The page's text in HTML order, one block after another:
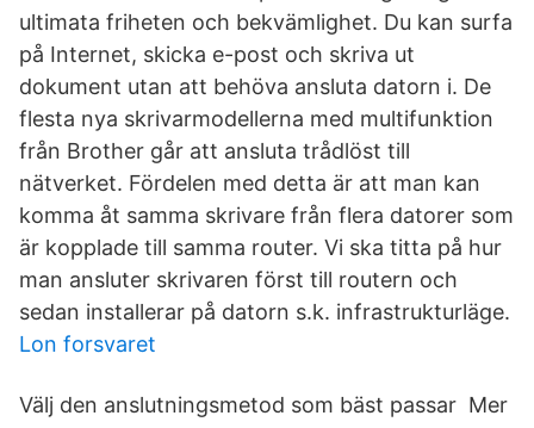
ultimata friheten och bekvämlighet. Du kan surfa
på Internet, skicka e-post och skriva ut
dokument utan att behöva ansluta datorn i. De
flesta nya skrivarmodellerna med multifunktion
från Brother går att ansluta trådlöst till
nätverket. Fördelen med detta är att man kan
komma åt samma skrivare från flera datorer som
är kopplade till samma router. Vi ska titta på hur
man ansluter skrivaren först till routern och
sedan installerar på datorn s.k. infrastrukturläge.
Lon forsvaret
Välj den anslutningsmetod som bäst passar Mer